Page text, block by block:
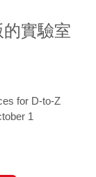
的實驗室
for D-to-Z
1